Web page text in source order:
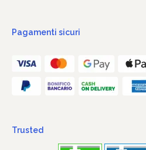
Pagamenti sicuri
Trusted